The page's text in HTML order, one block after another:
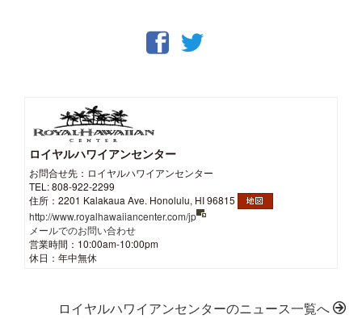
ロイヤルハワイアンセンター
お問合せ先：ロイヤルハワイアンセンター
TEL: 808-922-2299
住所：2201 Kalakaua Ave. Honolulu, HI 96815
http://www.royalhawaiiancenter.com/jp
メールでのお問い合わせ
営業時間：10:00am-10:00pm
休日：年中無休
ロイヤルハワイアンセンターのニュース一覧へ